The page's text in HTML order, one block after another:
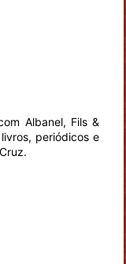
Albanel, Fils &
periódicos e